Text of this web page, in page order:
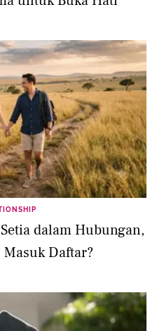
dalam Hubungan,
Masuk Daftar?